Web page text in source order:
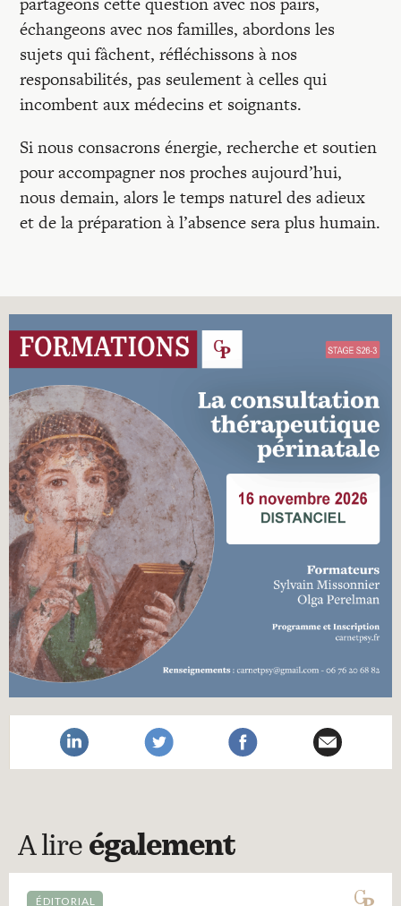
échangeons avec nos familles, abordons les
sujets qui fâchent, réfléchissons à nos
responsabilités, pas seulement à celles qui
incombent aux médecins et soignants.
Si nous consacrons énergie, recherche et soutien
pour accompagner nos proches aujourd’hui,
nous demain, alors le temps naturel des adieux
et de la préparation à l’absence sera plus humain.
A lire également
ÉDITORIAL